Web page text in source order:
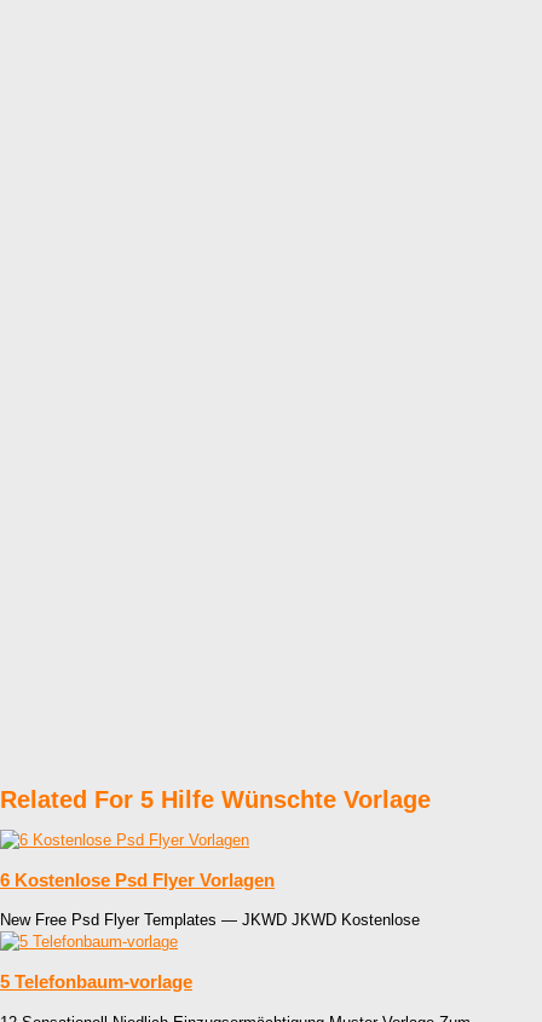
Related For 5 Hilfe Wünschte Vorlage
6 Kostenlose Psd Flyer Vorlagen
New Free Psd Flyer Templates — JKWD JKWD Kostenlose
5 Telefonbaum-vorlage